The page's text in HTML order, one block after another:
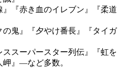
』『赤き血のイレブン』『柔道
の鬼』『夕やけ番長』『タイガ
ススーパースター列伝』『虹を
岬』―など多数。